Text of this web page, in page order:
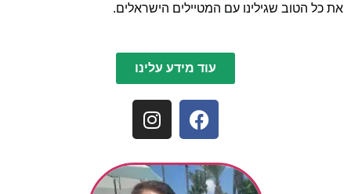
את כל הטוב שגילינו עם המטיילים הישראלים.
עוד מידע עלינו